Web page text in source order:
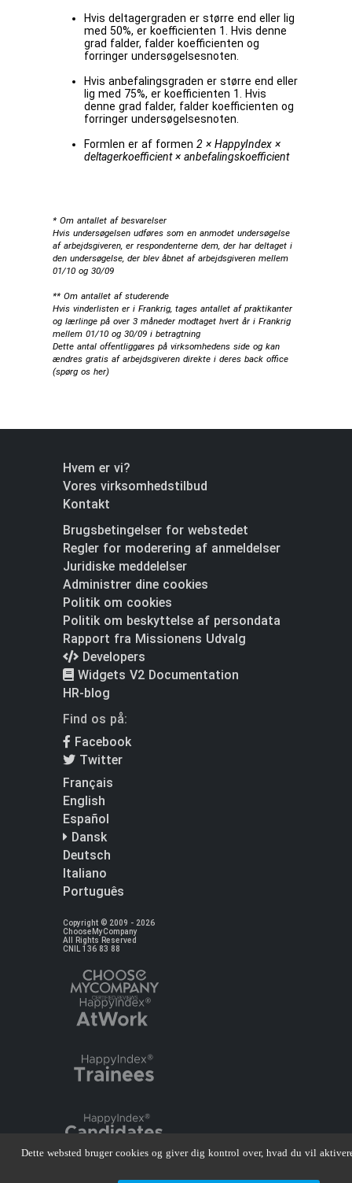
Hvis deltagergraden er større end eller lig
med 50%, er koefficienten 1. Hvis denne
grad falder, falder koefficienten og
forringer undersøgelsesnoten.
Hvis anbefalingsgraden er større end eller
lig med 75%, er koefficienten 1. Hvis
denne grad falder, falder koefficienten og
forringer undersøgelsesnoten.
Formlen er af formen2 × HappyIndex ×
deltagerkoefficient × anbefalingskoefficient
* Om antallet af besvarelser
Hvis undersøgelsen udføres som en anmodet undersøgelse
af arbejdsgiveren, er respondenterne dem, der har deltaget i
den undersøgelse, der blev åbnet af arbejdsgiveren mellem
01/10 og 30/09
** Om antallet af studerende
Hvis vinderlisten er i Frankrig, tages antallet af praktikanter
og lærlinge på over 3 måneder modtaget hvert år i Frankrig
mellem 01/10 og 30/09 i betragtning
Dette antal offentliggøres på virksomhedens side og kan
ændres gratis af arbejdsgiveren direkte i deres back office
(spørg os her)
Hvem er vi?
Vores virksomhedstilbud
Kontakt
Brugsbetingelser for webstedet
Regler for moderering af anmeldelser
Juridiske meddelelser
Administrer dine cookies
Politik om cookies
Politik om beskyttelse af persondata
Rapport fra Missionens Udvalg
Developers
Widgets V2 Documentation
HR-blog
Find os på:
Facebook
Twitter
Français
English
Español
Dansk
Deutsch
Italiano
Português
Copyright © 2009 - 2026
ChooseMyCompany
All Rights Reserved
CNIL 136 83 88
Dette websted bruger cookies og giver dig kontrol over, hvad du vil